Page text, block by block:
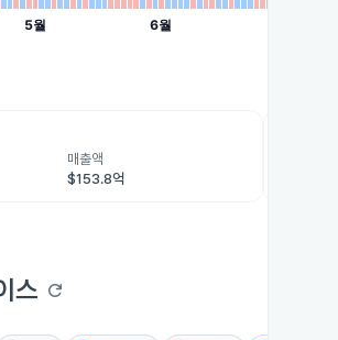
매출액
$153.8억
스 refresh